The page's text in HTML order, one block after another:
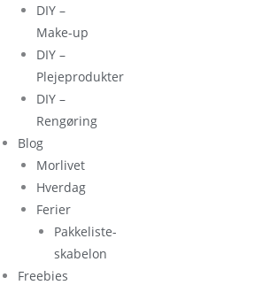
DIY –
Make-up
DIY –
Plejeprodukter
DIY –
Rengøring
Blog
Morlivet
Hverdag
Ferier
Pakkeliste-
skabelon
Freebies